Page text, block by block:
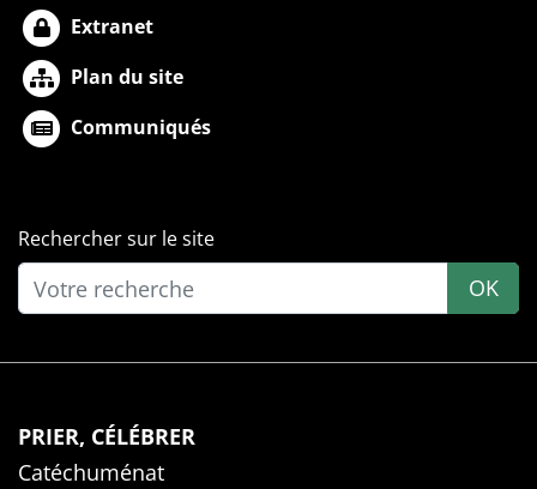
Extranet
Plan du site
Communiqués
Rechercher sur le site
OK
PRIER, CÉLÉBRER
Catéchuménat